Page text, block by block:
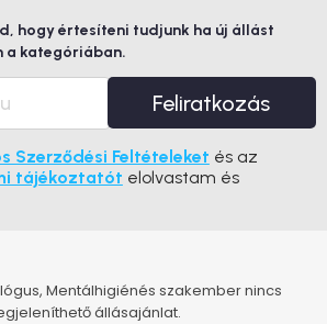
hogy értesíteni tudjunk ha új állást
a kategóriában.
Feliratkozás
Szerződési Feltételeket és az
tájékoztatót elolvastam és
Mentálhigiénés szakember nincs
állásajánlat.